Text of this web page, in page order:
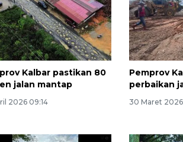
Kalbar pastikan 80
jalan mantap
2026 09:14
Pemprov
perbaikan
30 Maret